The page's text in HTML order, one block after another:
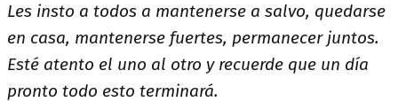
Les insto a todos a mantenerse a salvo, quedarse
en casa, mantenerse fuertes, permanecer juntos.
Esté atento el uno al otro y recuerde que un día
pronto todo esto terminará.